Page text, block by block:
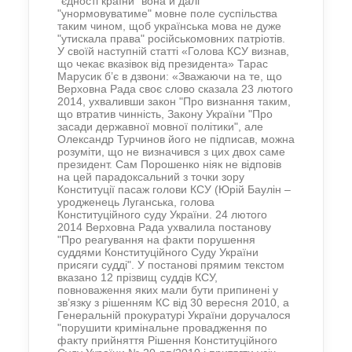
"унормовуватиме" мовне поле суспільства
таким чином, щоб українська мова не дуже
"утискала права" російськомовних патріотів.
У своїй наступній статті «Голова КСУ визнав,
що чекає вказівок від президента» Тарас
Марусик б’є в дзвони: «Зважаючи на те, що
Верховна Рада своє слово сказала 23 лютого
2014, ухваливши закон "Про визнання таким,
що втратив чинність, Закону України "Про
засади державної мовної політики", але
Олександр Турчинов його не підписав, можна
розуміти, що не визначився з цих двох саме
президент. Сам Порошенко ніяк не відповів
на цей парадоксальний з точки зору
Конституції пасаж голови КСУ (Юрій Баулін –
уродженець Луганська, голова
Конституційного суду України. 24 лютого
2014 Верховна Рада ухвалила постанову
"Про реагування на факти порушення
суддями Конституційного Суду України
присяги судді". У постанові прямим текстом
вказано 12 прізвищ суддів КСУ,
повноваження яких мали бути припинені у
зв’язку з рішенням КС від 30 вересня 2010, а
Генеральній прокуратурі України доручалося
"порушити кримінальне провадження по
факту прийняття Рішення Конституційного